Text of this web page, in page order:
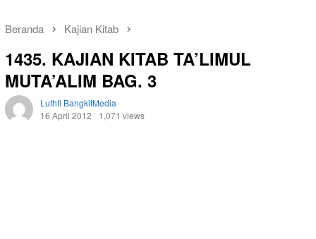
Beranda Kajian Kitab
1435. KAJIAN KITAB TA’LIMUL
MUTA’ALIM BAG. 3
Luthfi BangkitMedia
16 April 2012
1,071 views